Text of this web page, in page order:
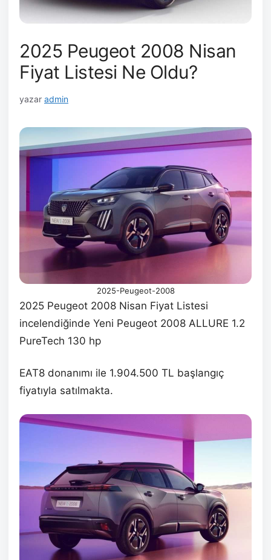
2025 Peugeot 2008 Nisan
Fiyat Listesi Ne Oldu?
yazar admin
2025-Peugeot-2008
2025 Peugeot 2008 Nisan Fiyat Listesi
incelendiğinde Yeni Peugeot 2008 ALLURE 1.2
PureTech 130 hp
EAT8 donanımı ile 1.904.500 TL başlangıç
fiyatıyla satılmakta.